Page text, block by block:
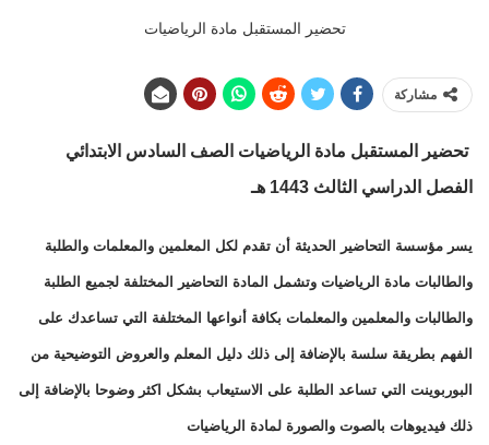
تحضير المستقبل مادة الرياضيات
مشاركة
تحضير المستقبل مادة الرياضيات الصف السادس الابتدائي
الفصل الدراسي الثالث 1443 هـ
يسر مؤسسة التحاضير الحديثة أن تقدم لكل المعلمين والمعلمات والطلبة
والطالبات مادة الرياضيات وتشمل المادة التحاضير المختلفة لجميع الطلبة
والطالبات والمعلمين والمعلمات بكافة أنواعها المختلفة التي تساعدك على
الفهم بطريقة سلسة بالإضافة إلى ذلك دليل المعلم والعروض التوضيحية من
البوربوينت التي تساعد الطلبة على الاستيعاب بشكل اكثر وضوحا بالإضافة إلى
ذلك فيديوهات بالصوت والصورة لمادة الرياضيات